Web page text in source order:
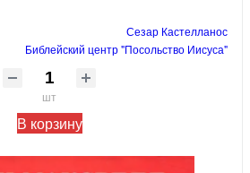
Сезар Кастелланос
Библейский центр "Посольство Иисуса"
шт
В корзину